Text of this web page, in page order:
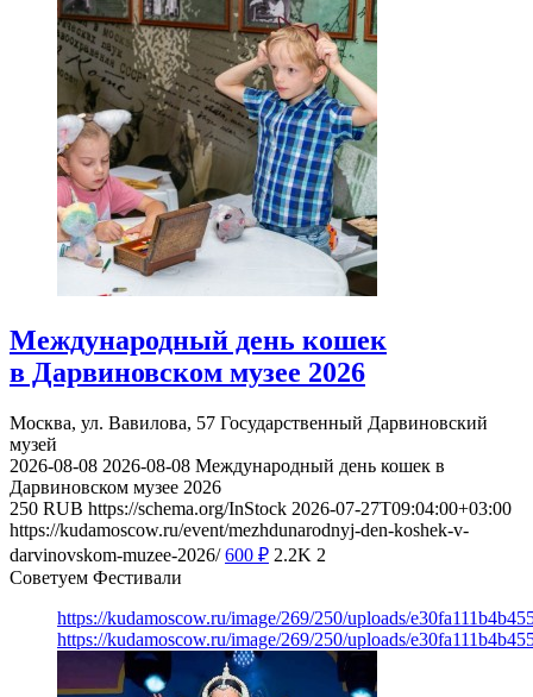
Международный день кошек
в Дарвиновском музее 2026
Москва, ул. Вавилова, 57 Государственный Дарвиновский
музей
2026-08-08 2026-08-08 Международный день кошек в
Дарвиновском музее 2026
250 RUB https://schema.org/InStock 2026-07-27T09:04:00+03:00
https://kudamoscow.ru/event/mezhdunarodnyj-den-koshek-v-
darvinovskom-muzee-2026/ 600 ₽ 2.2K 2
Советуем Фестивали
https://kudamoscow.ru/image/269/250/uploads/
https://kudamoscow.ru/image/269/250/uploads/